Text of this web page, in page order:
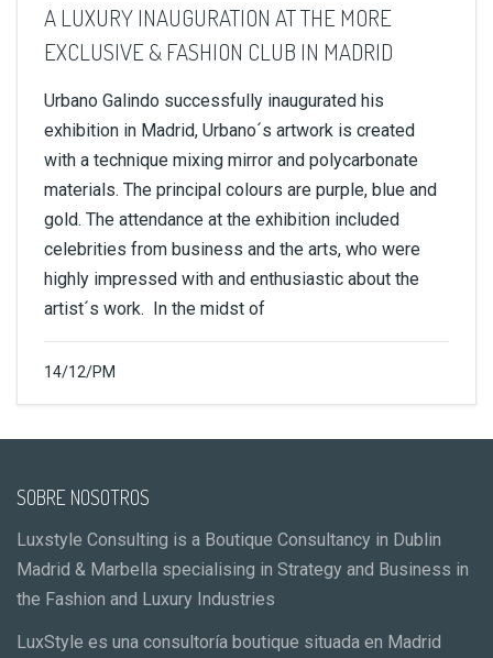
A LUXURY INAUGURATION AT THE MORE
EXCLUSIVE & FASHION CLUB IN MADRID
Urbano Galindo successfully inaugurated his
exhibition in Madrid, Urbano´s artwork is created
with a technique mixing mirror and polycarbonate
materials. The principal colours are purple, blue and
gold. The attendance at the exhibition included
celebrities from business and the arts, who were
highly impressed with and enthusiastic about the
artist´s work. In the midst of
14/12/PM
SOBRE NOSOTROS
Luxstyle Consulting is a Boutique Consultancy in Dublin
Madrid & Marbella specialising in Strategy and Business in
the Fashion and Luxury Industries
LuxStyle es una consultoría boutique situada en Madrid